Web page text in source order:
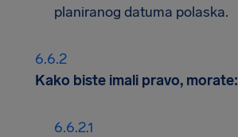
planiranog datuma polaska.
Kako biste imali pravo, morate: